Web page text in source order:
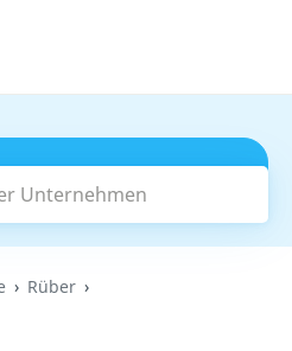
Unternehmen
Suchen
Rüber